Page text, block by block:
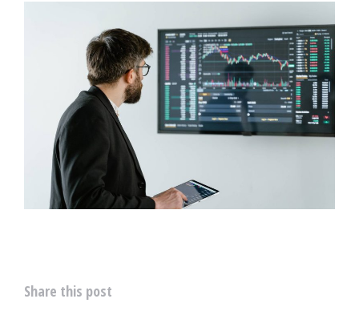
Share this post